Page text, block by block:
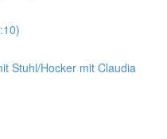
Stuhl/Hocker mit Claudia